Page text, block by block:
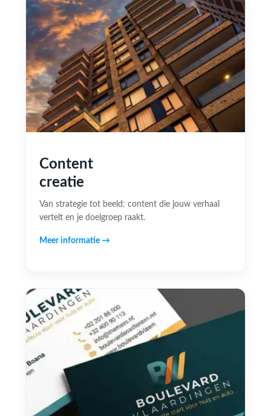
Content
creatie
Van strategie tot beeld: content die jouw verhaal
vertelt en je doelgroep raakt.
Meer informatie →